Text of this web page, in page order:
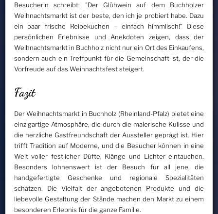
Besucherin schreibt: "Der Glühwein auf dem Buchholzer
Weihnachtsmarkt ist der beste, den ich je probiert habe. Dazu
ein paar frische Reibekuchen – einfach himmlisch!" Diese
persönlichen Erlebnisse und Anekdoten zeigen, dass der
Weihnachtsmarkt in Buchholz nicht nur ein Ort des Einkaufens,
sondern auch ein Treffpunkt für die Gemeinschaft ist, der die
Vorfreude auf das Weihnachtsfest steigert.
Fazit
Der Weihnachtsmarkt in Buchholz (Rheinland-Pfalz) bietet eine
einzigartige Atmosphäre, die durch die malerische Kulisse und
die herzliche Gastfreundschaft der Aussteller geprägt ist. Hier
trifft Tradition auf Moderne, und die Besucher können in eine
Welt voller festlicher Düfte, Klänge und Lichter eintauchen.
Besonders lohnenswert ist der Besuch für all jene, die
handgefertigte Geschenke und regionale Spezialitäten
schätzen. Die Vielfalt der angebotenen Produkte und die
liebevolle Gestaltung der Stände machen den Markt zu einem
besonderen Erlebnis für die ganze Familie.